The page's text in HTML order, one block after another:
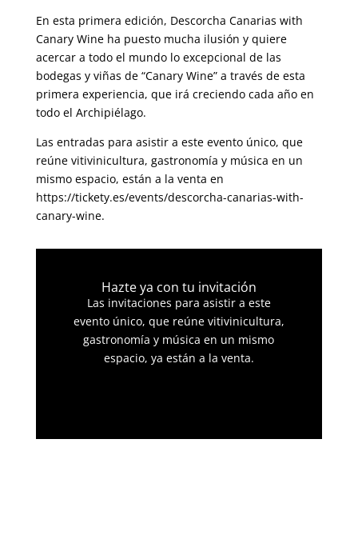
En esta primera edición, Descorcha Canarias with
Canary Wine ha puesto mucha ilusión y quiere
acercar a todo el mundo lo excepcional de las
bodegas y viñas de “Canary Wine” a través de esta
primera experiencia, que irá creciendo cada año en
todo el Archipiélago.
Las entradas para asistir a este evento único, que
reúne vitivinicultura, gastronomía y música en un
mismo espacio, están a la venta en
https://tickety.es/events/descorcha-canarias-with-
canary-wine.
Hazte ya con tu invitación
Las invitaciones para asistir a este
evento único, que reúne vitivinicultura,
gastronomía y música en un mismo
espacio, ya están a la venta.